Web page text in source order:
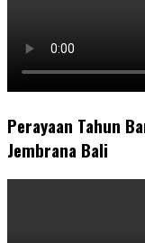
Perayaan Tahun
Jembrana Bali